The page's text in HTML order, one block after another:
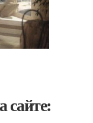
сайте: